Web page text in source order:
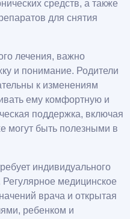
средств, а также
для снятия
лечения, важно
и понимание. Родители
к изменениям
ему комфортную и
поддержка, включая
могут быть полезными в
индивидуального
медицинское
врача и открытая
ребенком и